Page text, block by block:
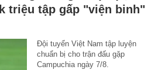
triệu tập gấp "viện binh"
Đội tuyển Việt Nam tập luyện
chuẩn bị cho trận đấu gặp
Campuchia ngày 7/8.